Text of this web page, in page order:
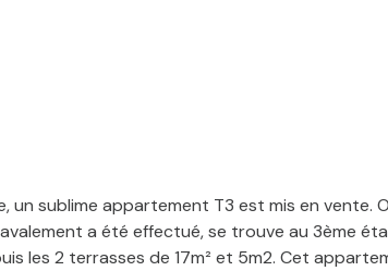
un sublime appartement T3 est mis en
a été effectué, se trouve au 3ème
les 2 terrasses de 17m² et 5m2. Cet